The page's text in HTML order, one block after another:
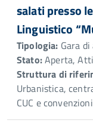
salati presso
Linguistico
Tipologia: Gara
Stato:Aperta,
Struttura di
Urbanistica,
CUC e convenzioni